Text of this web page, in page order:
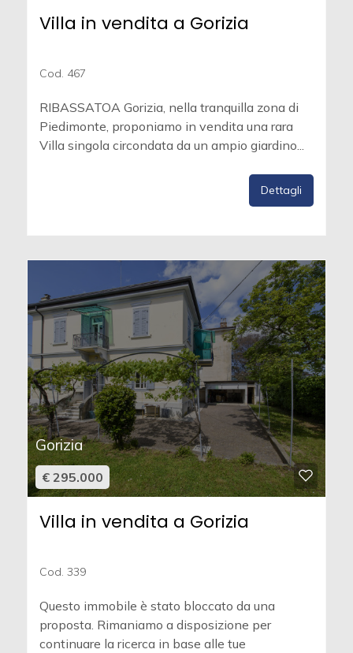
Villa in vendita a Gorizia
Cod. 467
RIBASSATOA Gorizia, nella tranquilla zona di
Piedimonte, proponiamo in vendita una rara
Villa singola circondata da un ampio giardino...
Dettagli
Gorizia
€ 295.000
Villa in vendita a Gorizia
Cod. 339
Questo immobile è stato bloccato da una
proposta. Rimaniamo a disposizione per
continuare la ricerca in base alle tue